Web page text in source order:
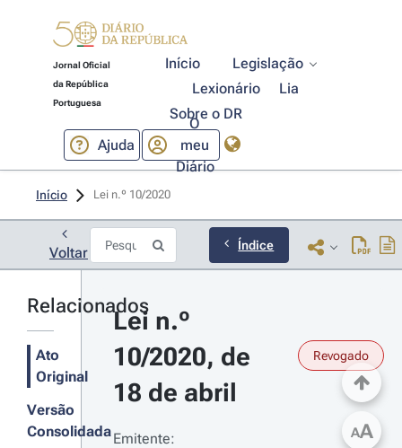
Jornal Oficial
da República
Portuguesa
Início
Legislação
Lexionário
Lia
Sobre o DR
Ajuda
O
meu
Diário
Início Lei n.º 10/2020
Voltar Índice
Relacionados
Ato
Original
Versão
Consolidada
Lei n.º
10/2020, de
18 de abril
Revogado
Emitente:
AA